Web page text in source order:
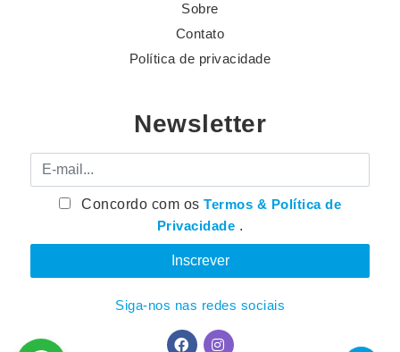
Sobre
Contato
Política de privacidade
Newsletter
E-mail
Concordo com osTermos & Política de
Privacidade .
Siga-nos nas redes sociais